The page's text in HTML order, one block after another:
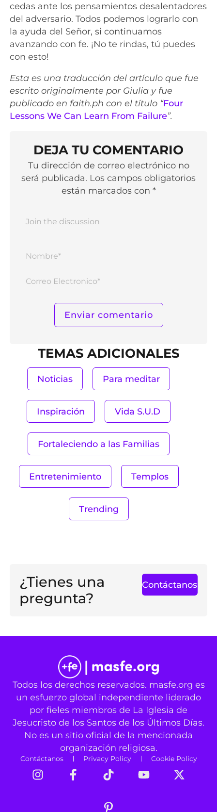
cedas ante los pensamientos desalentadores
del adversario. Todos podemos lograrlo con
la ayuda del Señor, si continuamos
avanzando con fe. ¡No te rindas, tú puedes
con esto!
Esta es una traducción del artículo que fue
escrito originalmente por Giulia y fue
publicado en faith.ph con el título “Four
Lessons We Can Learn From Failure”.
DEJA TU COMENTARIO
Tu dirección de correo electrónico no
será publicada. Los campos obligatorios
están marcados con *
TEMAS ADICIONALES
Noticias Para meditar
Inspiración Vida S.U.D
Fortaleciendo a las Familias
Entretenimiento Templos
Trending
¿Tienes una
pregunta?
Contáctanos
Todos los derechos reservados. masfe.org es
un esfuerzo global independiente liderado
por fieles miembros de La Iglesia de
Jesucristo de los Santos de los Últimos Días.
No es un sitio oficial de la mencionada
organización religiosa.
Contáctanos Privacy Policy Cookie Policy